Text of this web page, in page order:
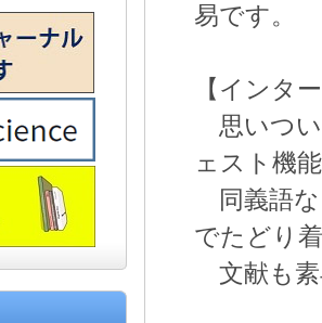
易です。
【インタ
思いつい
ェスト機
同義語な
でたどり
文献も素